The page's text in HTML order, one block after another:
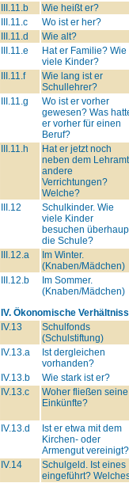
III.11.b
Wie heißt er?
III.11.c
Wo ist er her?
III.11.d
Wie alt?
III.11.e
Hat er Familie? Wie
viele Kinder?
III.11.f
Wie lang ist er
Schullehrer?
III.11.g
Wo ist er vorher
gewesen? Was
er vorher für einen
Beruf?
III.11.h
Hat er jetzt noch
neben dem
andere
Verrichtungen?
Welche?
III.12
Schulkinder. Wie
viele Kinder
besuchen
die Schule?
III.12.a
Im Winter.
(Knaben/Mädchen)
III.12.b
Im Sommer.
(Knaben/Mädchen)
IV. Ökonomische
IV.13
Schulfonds
(Schulstiftung)
IV.13.a
Ist dergleichen
vorhanden?
IV.13.b
Wie stark ist er?
IV.13.c
Woher fließen seine
Einkünfte?
IV.13.d
Ist er etwa mit dem
Kirchen- oder
Armengut vereinigt?
IV.14
Schulgeld. Ist eines
eingeführt?